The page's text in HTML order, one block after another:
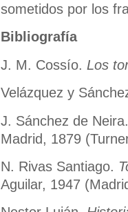
sometidos por los
Bibliografía
J. M. Cossío. Los
Velázquez y
J. Sánchez de Neira.
Madrid, 1879
N. Rivas Santiago.
Aguilar, 1947